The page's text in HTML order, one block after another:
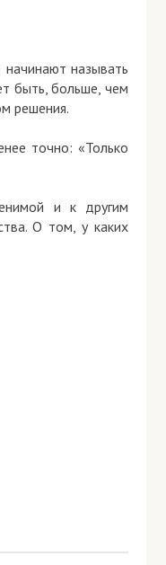
называть
быть, больше, чем
решения.
точно: «Только
и к другим
О том, у каких